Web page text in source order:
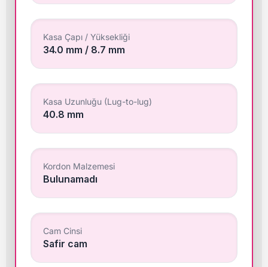
Kasa Çapı / Yüksekliği
34.0 mm / 8.7 mm
Kasa Uzunluğu (Lug-to-lug)
40.8 mm
Kordon Malzemesi
Bulunamadı
Cam Cinsi
Safir cam